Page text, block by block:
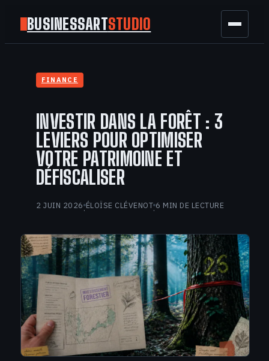
BUSINESSARTSTUDIO
FINANCE
TECH
FINANCE
INVESTIR DANS LA FORÊT : 3
LEVIERS POUR OPTIMISER
VOTRE PATRIMOINE ET
DÉFISCALISER
2 JUIN 2026·ÉLOÏSE CLÉVENOT·6 MIN DE LECTURE